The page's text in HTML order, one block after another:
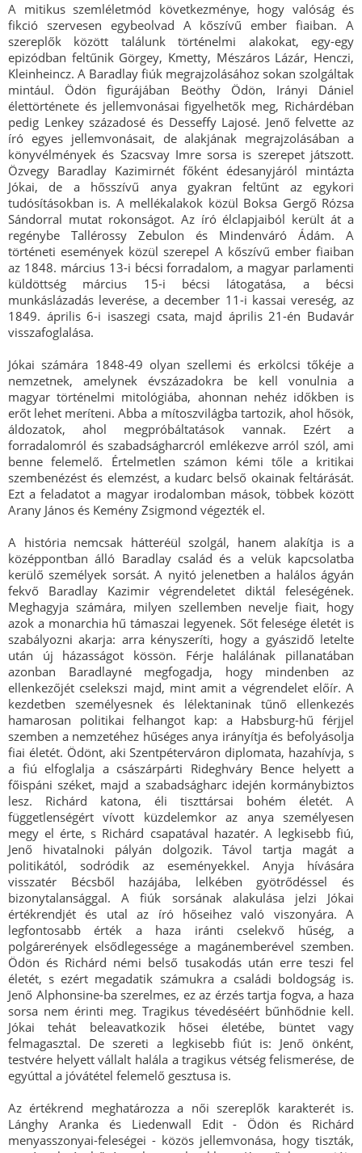
A mitikus szemléletmód következménye, hogy valóság és
fikció szervesen egybeolvad A kőszívű ember fiaiban. A
szereplők között találunk történelmi alakokat, egy-egy
epizódban feltűnik Görgey, Kmetty, Mészáros Lázár, Henczi,
Kleinheincz. A Baradlay fiúk megrajzolásához sokan szolgáltak
mintául. Ödön figurájában Beöthy Ödön, Irányi Dániel
élettörténete és jellemvonásai figyelhetők meg, Richárdéban
pedig Lenkey századosé és Desseffy Lajosé. Jenő felvette az
író egyes jellemvonásait, de alakjának megrajzolásában a
könyvélmények és Szacsvay Imre sorsa is szerepet játszott.
Özvegy Baradlay Kazimirnét főként édesanyjáról mintázta
Jókai, de a hősszívű anya gyakran feltűnt az egykori
tudósításokban is. A mellékalakok közül Boksa Gergő Rózsa
Sándorral mutat rokonságot. Az író élclapjaiból került át a
regénybe Tallérossy Zebulon és Mindenváró Ádám. A
történeti események közül szerepel A kőszívű ember fiaiban
az 1848. március 13-i bécsi forradalom, a magyar parlamenti
küldöttség március 15-i bécsi látogatása, a bécsi
munkáslázadás leverése, a december 11-i kassai vereség, az
1849. április 6-i isaszegi csata, majd április 21-én Budavár
visszafoglalása.
Jókai számára 1848-49 olyan szellemi és erkölcsi tőkéje a
nemzetnek, amelynek évszázadokra be kell vonulnia a
magyar történelmi mitológiába, ahonnan nehéz időkben is
erőt lehet meríteni. Abba a mítoszvilágba tartozik, ahol hősök,
áldozatok, ahol megpróbáltatások vannak. Ezért a
forradalomról és szabadságharcról emlékezve arról szól, ami
benne felemelő. Értelmetlen számon kémi tőle a kritikai
szembenézést és elemzést, a kudarc belső okainak feltárását.
Ezt a feladatot a magyar irodalomban mások, többek között
Arany János és Kemény Zsigmond végezték el.
A história nemcsak hátteréül szolgál, hanem alakítja is a
középpontban álló Baradlay család és a velük kapcsolatba
kerülő személyek sorsát. A nyitó jelenetben a halálos ágyán
fekvő Baradlay Kazimir végrendeletet diktál feleségének.
Meghagyja számára, milyen szellemben nevelje fiait, hogy
azok a monarchia hű támaszai legyenek. Sőt felesége életét is
szabályozni akarja: arra kényszeríti, hogy a gyászidő letelte
után új házasságot kössön. Férje halálának pillanatában
azonban Baradlayné megfogadja, hogy mindenben az
ellenkezőjét cselekszi majd, mint amit a végrendelet előír. A
kezdetben személyesnek és lélektaninak tűnő ellenkezés
hamarosan politikai felhangot kap: a Habsburg-hű férjjel
szemben a nemzetéhez hűséges anya irányítja és befolyásolja
fiai életét. Ödönt, aki Szentpéterváron diplomata, hazahívja, s
a fiú elfoglalja a császárpárti Rideghváry Bence helyett a
főispáni széket, majd a szabadságharc idején kormánybiztos
lesz. Richárd katona, éli tiszttársai bohém életét. A
függetlenségért vívott küzdelemkor az anya személyesen
megy el érte, s Richárd csapatával hazatér. A legkisebb fiú,
Jenő hivatalnoki pályán dolgozik. Távol tartja magát a
politikától, sodródik az eseményekkel. Anyja hívására
visszatér Bécsből hazájába, lelkében gyötrődéssel és
bizonytalansággal. A fiúk sorsának alakulása jelzi Jókai
értékrendjét és utal az író hőseihez való viszonyára. A
legfontosabb érték a haza iránti cselekvő hűség, a
polgárerények elsődlegessége a magánemberével szemben.
Ödön és Richárd némi belső tusakodás után erre teszi fel
életét, s ezért megadatik számukra a családi boldogság is.
Jenő Alphonsine-ba szerelmes, ez az érzés tartja fogva, a haza
sorsa nem érinti meg. Tragikus tévedéséért bűnhődnie kell.
Jókai tehát beleavatkozik hősei életébe, büntet vagy
felmagasztal. De szereti a legkisebb fiút is: Jenő önként,
testvére helyett vállalt halála a tragikus vétség felismerése, de
egyúttal a jóvátétel felemelő gesztusa is.
Az értékrend meghatározza a női szereplők karakterét is.
Lánghy Aranka és Liedenwall Edit - Ödön és Richárd
menyasszonyai-feleségei - közös jellemvonása, hogy tiszták,